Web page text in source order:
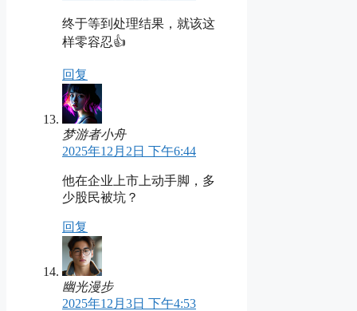
终于等到处理结果，就该这
样零容忍👍
回复
梦游者小舟
2025年12月2日 下午6:44
他在企业上市上动手脚，多
少股民被坑？
回复
幽光漫步
2025年12月3日 下午4:53